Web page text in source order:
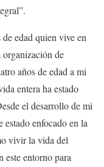
edad quien vive en
organización de
años de edad a mi
entera ha estado
el desarrollo de mi
enfocado en la
vivir la vida del
este entorno para